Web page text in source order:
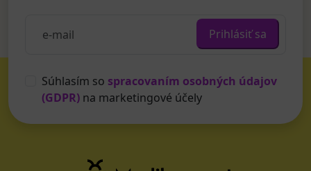
Prihlásiť sa
Súhlasím so spracovaním osobných údajov
(GDPR) na marketingové účely